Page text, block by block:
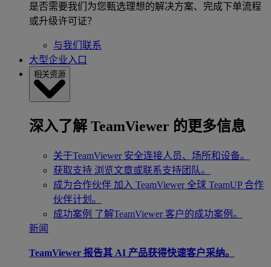
是否需要我们为您甄选理想的解决方案、完成下单流程
或升级许可证？
与我们联系
大型企业入口
相关资源
深入了解 TeamViewer 的更多信息
关于TeamViewer 安全连接人员、场所和设备。
获取支持 浏览文章或联系支持团队。
成为合作伙伴 加入 TeamViewer 全球 TeamUP 合作
伙伴计划。
成功案例 了解TeamViewer 客户的成功案例。
新闻
TeamViewer 报告其 AI 产品获得快速客户采纳。